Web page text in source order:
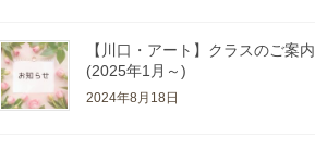
【川口・アート】クラスのご案内
(2025年1月～)
2024年8月18日